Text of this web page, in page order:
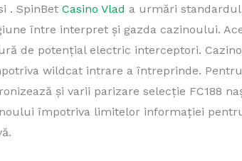
. SpinBet Casino Vlad a urmări
între interpret și gazda cazinoului.
de potențial electric interceptori.
wildcat intrare a întreprinde.
și varii parizare selecție FC188
împotriva limitelor informației